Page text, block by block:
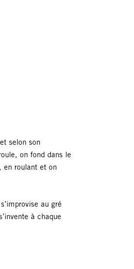
selon son
on fond dans le
en roulant et on
au gré
à chaque